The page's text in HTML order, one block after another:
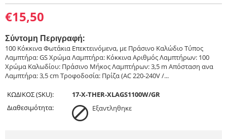
€15,50
Σύντομη Περιγραφή:
100 Κόκκινα Φωτάκια Επεκτεινόμενα, με Πράσινο Καλώδιο Τύπος
Λαμπτήρα: GS Χρώμα Λαμπτήρα: Κόκκινα Αριθμός Λαμπτήρων: 100
Χρώμα Καλωδίου: Πράσινο Μήκος Λαμπτήρων: 3,5 m Απόσταση ανα
Λαμπτήρα: 3,5 cm Τροφοδοσία: Πρίζα (AC 220-240V /...
ΚΩΔΙΚΟΣ (SKU):
17-X-THER-XLAGS1100W/GR
Διαθεσιμότητα:
Εξαντληθηκε